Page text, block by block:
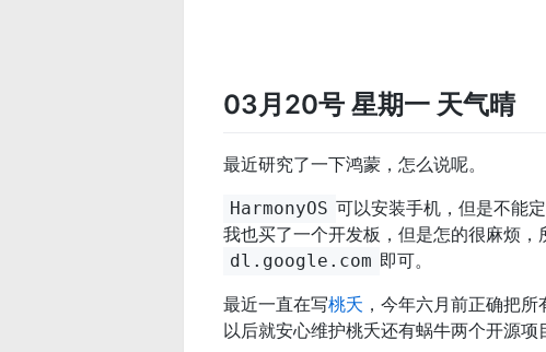
03月20号 星期一 天气晴
最近研究了一下鸿蒙，怎么说呢。
HarmonyOS 可以安装手机，但是不能定
我也买了一个开发板，但是怎的很麻烦，
dl.google.com 即可。
最近一直在写桃夭 ，今年六月前正确把所
以后就安心维护桃夭还有蜗牛两个开源项